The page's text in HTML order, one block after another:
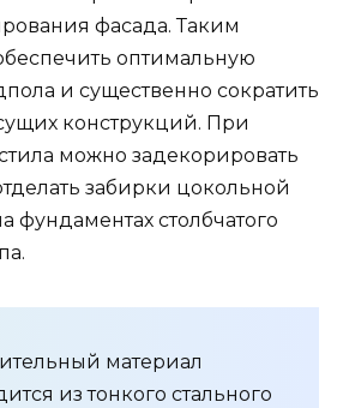
фасада. Таким
оптимальную
и существенно сократить
конструкций. При
можно задекорировать
забирки цокольной
фундаментах столбчатого
материал
из тонкого стального